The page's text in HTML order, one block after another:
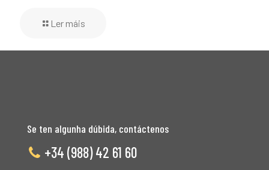
Ler máis
Se ten algunha dúbida, contáctenos
+34 (988) 42 61 60